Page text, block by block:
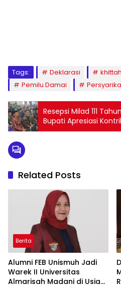
Tags: Deklarasi khittah
Pemilu Damai
Resepsi Milad 111
Bupati Apresiasi
dalam Pembangunan
Related Posts
Berita
Alumni FEB Unismuh Jadi
Warek II Universitas
Almarisah Madani di Usia